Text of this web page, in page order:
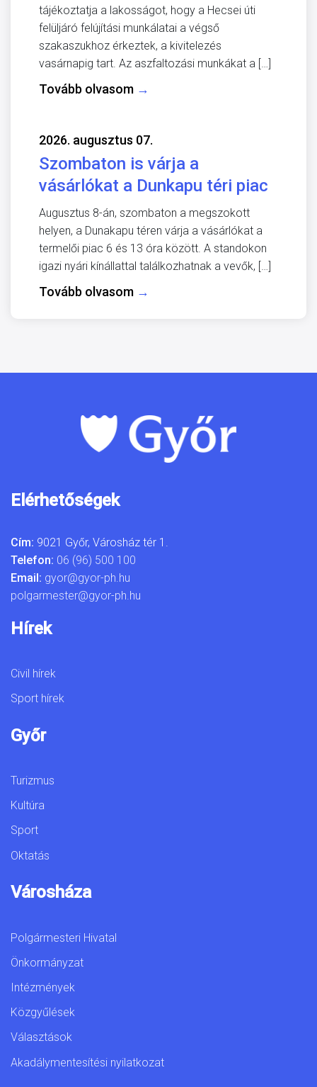
tájékoztatja a lakosságot, hogy a Hecsei úti
felüljáró felújítási munkálatai a végső
szakaszukhoz érkeztek, a kivitelezés
vasárnapig tart. Az aszfaltozási munkákat a […]
Tovább olvasom →
2026. augusztus 07.
Szombaton is várja a
vásárlókat a Dunkapu téri piac
Augusztus 8-án, szombaton a megszokott
helyen, a Dunakapu téren várja a vásárlókat a
termelői piac 6 és 13 óra között. A standokon
igazi nyári kínállattal találkozhatnak a vevők, […]
Tovább olvasom →
Elérhetőségek
Cím: 9021 Győr, Városház tér 1.
Telefon: 06 (96) 500 100
Email: gyor@gyor-ph.hu
polgarmester@gyor-ph.hu
Hírek
Civil hírek
Sport hírek
Győr
Turizmus
Kultúra
Sport
Oktatás
Városháza
Polgármesteri Hivatal
Önkormányzat
Intézmények
Közgyűlések
Választások
Akadálymentesítési nyilatkozat